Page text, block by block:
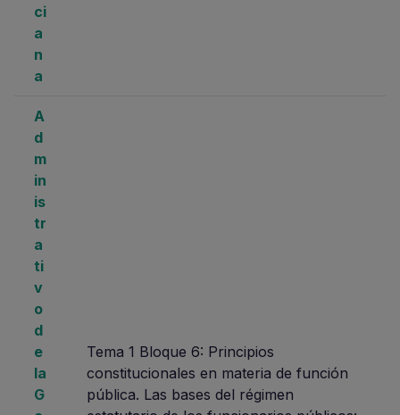
ci
a
n
a
A
d
m
in
is
tr
a
ti
v
o
d
e
la
G
Tema 1 Bloque 6: Principios
constitucionales en materia de función
pública. Las bases del régimen